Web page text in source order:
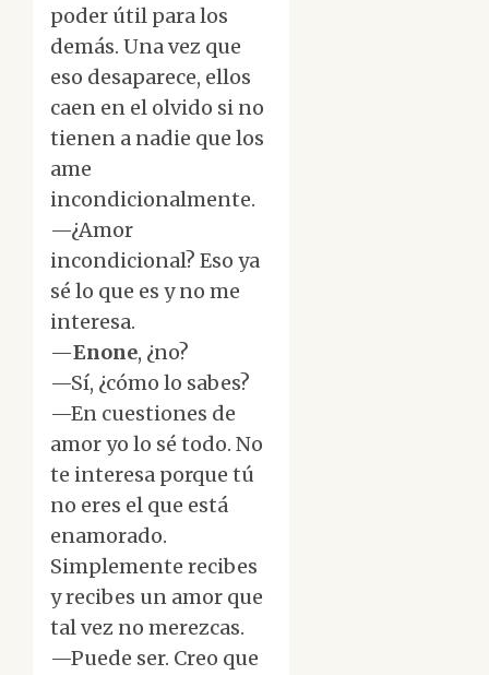
poder útil para los
demás. Una vez que
eso desaparece, ellos
caen en el olvido si no
tienen a nadie que los
ame
incondicionalmente.
—¿Amor
incondicional? Eso ya
sé lo que es y no me
interesa.
—Enone, ¿no?
—Sí, ¿cómo lo sabes?
—En cuestiones de
amor yo lo sé todo. No
te interesa porque tú
no eres el que está
enamorado.
Simplemente recibes
y recibes un amor que
tal vez no merezcas.
—Puede ser. Creo que